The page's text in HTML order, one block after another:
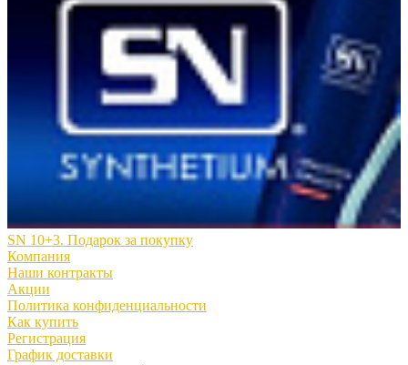
SN 10+3. Подарок за покупку
Компания
Наши контракты
Акции
Политика конфиденциальности
Как купить
Регистрация
График доставки